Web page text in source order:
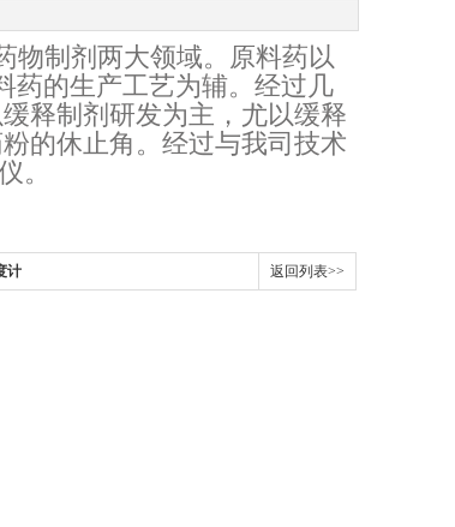
物制剂两大领域。原料药以
药的生产工艺为辅。经过几
释制剂研发为主，尤以缓释
的休止角。经过与我司技术
。
计 返回列表>>